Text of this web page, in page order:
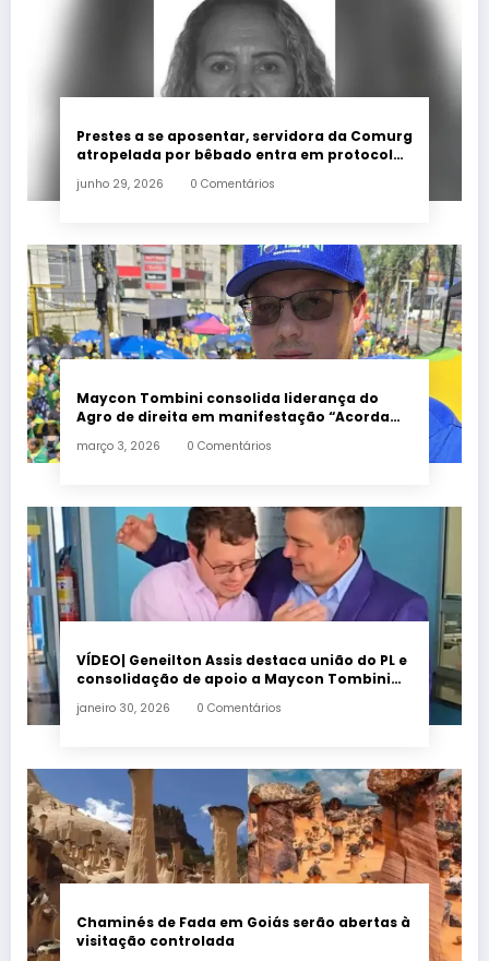
Prestes a se aposentar, servidora da Comurg
atropelada por bêbado entra em protocolo
junho 29, 2026 0 Comentários
Maycon Tombini consolida liderança do
Agro de direita em manifestação “Acorda
março 3, 2026 0 Comentários
VÍDEO| Geneilton Assis destaca união do PL e
consolidação de apoio a Maycon Tombini
janeiro 30, 2026 0 Comentários
Chaminés de Fada em Goiás serão abertas à
visitação controlada